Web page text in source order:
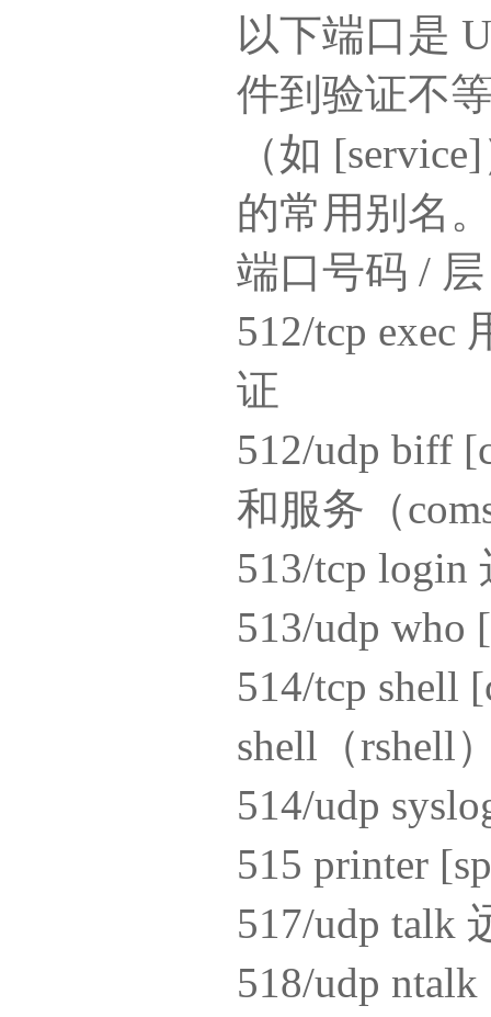
以下端口是
件到验证不
（如
的常用别名
端口号码 /
512/tcp exec
证
512/udp biff
和服务（
513/tcp
513/udp
514/tcp shell
shell（rshell
514/udp
515 printer
517/udp talk
518/udp